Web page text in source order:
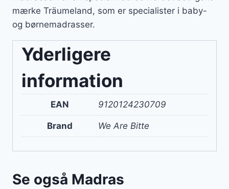
mærke Träumeland, som er specialister i baby-
og børnemadrasser.
Yderligere
information
EAN 9120124230709
Brand We Are Bitte
Se også Madras